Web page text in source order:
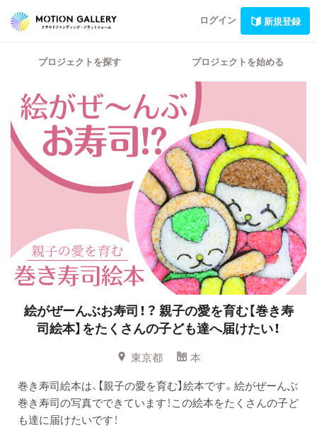
ログイン 新規登録
プロジェクトを探す プロジェクトを始める
絵がぜーんぶお寿司！？ 親子の愛を育む【巻き寿
司絵本】をたくさんの子ども達へ届けたい！
東京都
本
巻き寿司絵本は、【親子の愛を育む】絵本です。絵がぜーんぶ
巻き寿司の写真でできています！この絵本をたくさんの子ど
も達に届けたいです！